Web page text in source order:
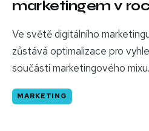
marketingem v
Ve světě digitálního
zůstává optimalizace pro
součástí marketingového
MARKETING